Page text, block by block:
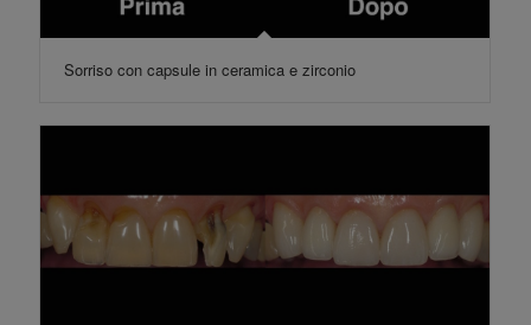
Sorriso con capsule in ceramica e zirconio